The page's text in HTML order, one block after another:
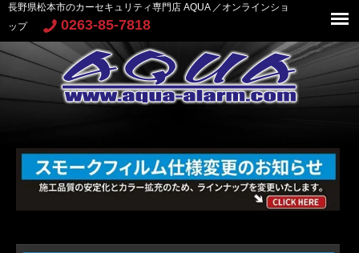
長野県松本市のカーセキュリティ専門店 AQUA ／オンラインショ
ップ
0263-85-7818